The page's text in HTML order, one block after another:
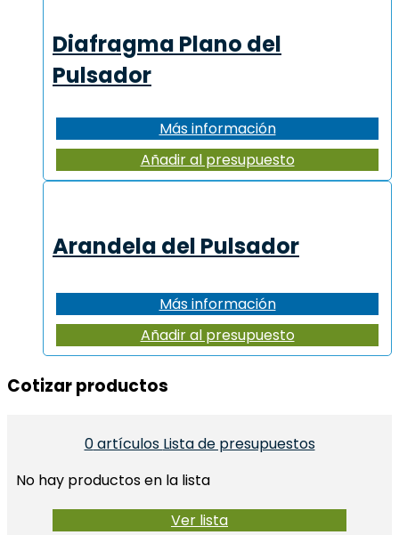
Diafragma Plano del
Pulsador
Más información
Añadir al presupuesto
Arandela del Pulsador
Más información
Añadir al presupuesto
Cotizar productos​
0artículos Lista de presupuestos
No hay productos en la lista
Ver lista